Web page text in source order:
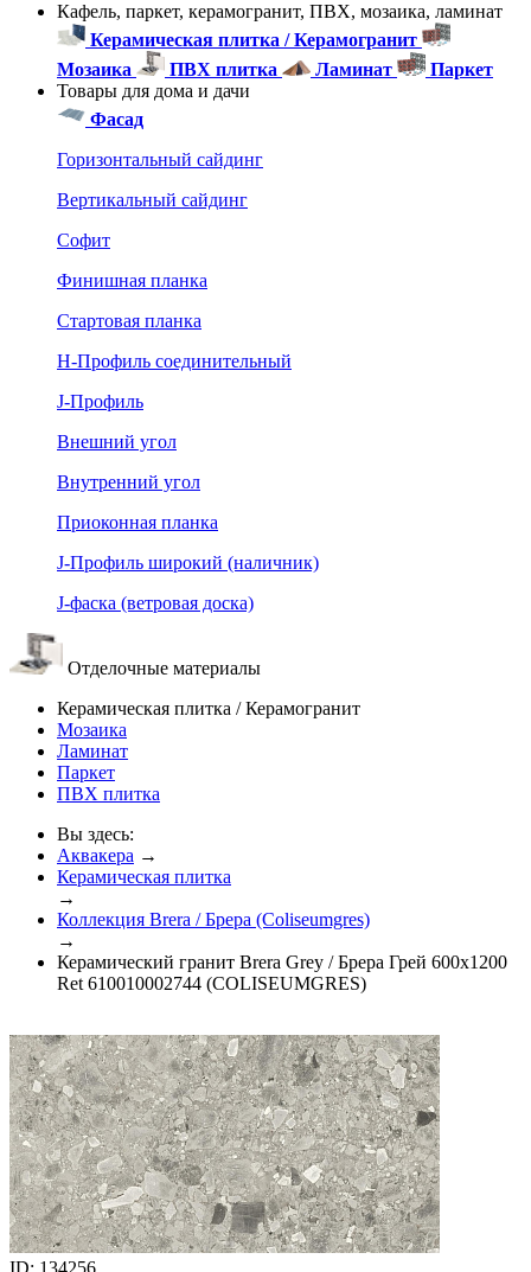
Кафель, паркет, керамогранит, ПВХ, мозаика, ламинат
Керамическая плитка / Керамогранит
Мозаика
ПВХ плитка Ламинат
Паркет
Товары для дома и дачи
Фасад
Горизонтальный сайдинг
Вертикальный сайдинг
Софит
Финишная планка
Стартовая планка
Н-Профиль соединительный
J-Профиль
Внешний угол
Внутренний угол
Приоконная планка
J-Профиль широкий (наличник)
J-фаска (ветровая доска)
Отделочные материалы
Керамическая плитка / Керамогранит
Мозаика
Ламинат
Паркет
ПВХ плитка
Вы здесь:
Аквакера →
Керамическая плитка
→
Коллекция Brera / Брера (Coliseumgres)
→
Керамический гранит Brera Grey / Брера Грей 600x1200
Ret 610010002744 (COLISEUMGRES)